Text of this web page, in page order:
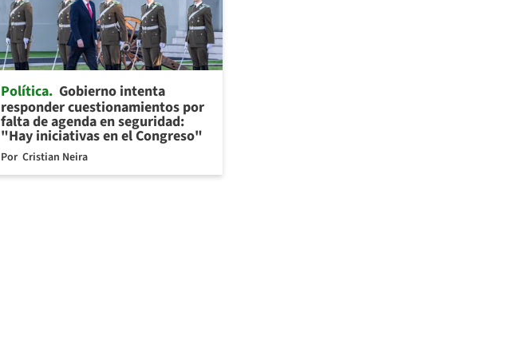
Política Gobierno intenta
responder cuestionamientos por
falta de agenda en seguridad:
"Hay iniciativas en el Congreso"
Por Cristian Neira